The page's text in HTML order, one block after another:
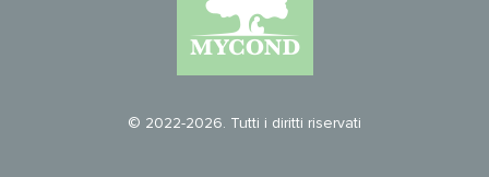
© 2022-2026. Tutti i diritti riservati